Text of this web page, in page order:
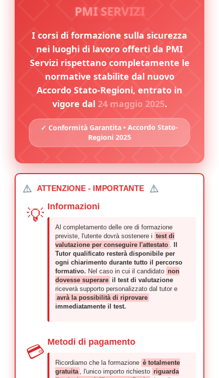
PMI SERVIZI
I corsi di formazione sulla sicurezza
nei luoghi di lavoro offerti da PMI
Servizi rispettano completamente le
normative stabilite dal nuovo
Accordo Stato-Regioni, entrato in
vigore dal 24 maggio 2025.
✓ Conformità Garantita • Accordo Stato-
Regioni 2025
⚠️ ATTENZIONE - IMPORTANTE ⚠️
💡 Informazioni
Al completamento delle ore di formazione
previste, l'utente dovrà sostenere i test di
valutazione per conseguire l'attestato .
Tutor qualificato resterà disponibile per
ogni chiarimento durante tutto il percorso
formativo. Nel caso in cui il candidato non
dovesse superare il test di valutazione
riceverà supporto personalizzato dal tutor e
avrà la possibilità di riprovare
immediatamente il test.
💳
Metodi di pagamento
Ricordiamo che la formazione è totalmente
gratuita , l'unico importo richiesto riguarda